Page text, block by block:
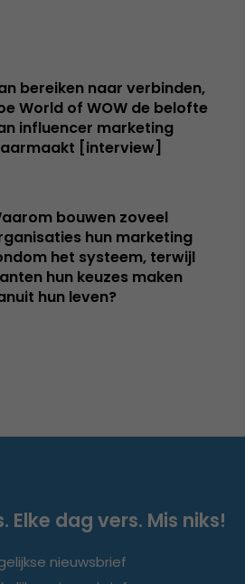
bereiken naar verbinden,
World of WOW de belofte
influencer marketing
[interview]
bouwen zoveel
hun marketing
het systeem, terwijl
hun keuzes maken
hun leven?
dag vers. Mis niks!
nieuwsbrief